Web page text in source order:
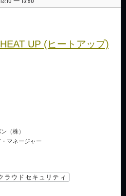
|
UP (ヒートアップ)
（株）
マネージャー
ラウドセキュリティ